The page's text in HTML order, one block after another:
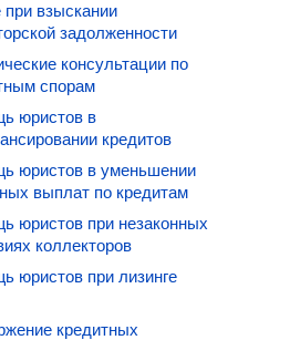
при взыскании
задолженности
консультации по
спорам
юристов в
кредитов
юристов в уменьшении
выплат по кредитам
юристов при незаконных
коллекторов
юристов при лизинге
кредитных